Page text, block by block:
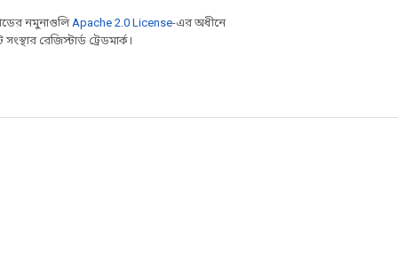
নমুনাগুলি Apache 2.0 License-এর অধীনে
রেজিস্টার্ড ট্রেডমার্ক।